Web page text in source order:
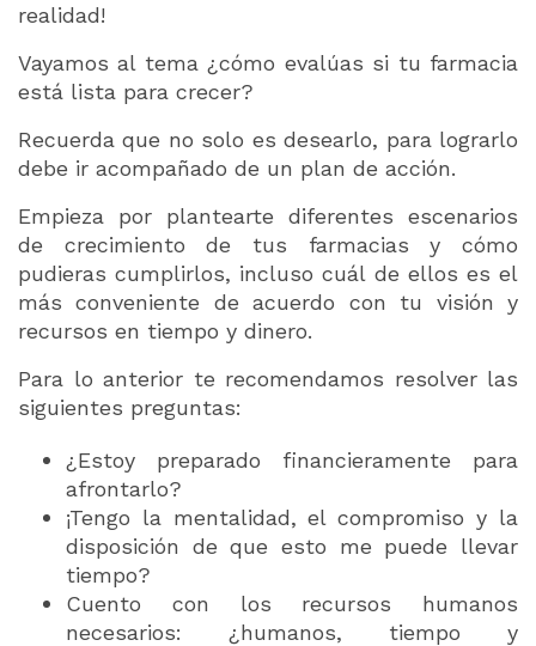
realidad!
Vayamos al tema ¿cómo evalúas si tu farmacia
está lista para crecer?
Recuerda que no solo es desearlo, para lograrlo
debe ir acompañado de un plan de acción.
Empieza por plantearte diferentes escenarios
de crecimiento de tus farmacias y cómo
pudieras cumplirlos, incluso cuál de ellos es el
más conveniente de acuerdo con tu visión y
recursos en tiempo y dinero.
Para lo anterior te recomendamos resolver las
siguientes preguntas:
¿Estoy preparado financieramente para
afrontarlo?
¡Tengo la mentalidad, el compromiso y la
disposición de que esto me puede llevar
tiempo?
Cuento con los recursos humanos
necesarios: ¿humanos, tiempo y